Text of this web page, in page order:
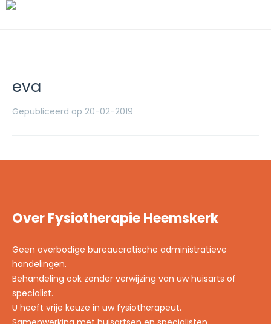
eva
Gepubliceerd op 20-02-2019
Over Fysiotherapie Heemskerk
Geen overbodige bureaucratische administratieve
handelingen.
Behandeling ook zonder verwijzing van uw huisarts of
specialist.
U heeft vrije keuze in uw fysiotherapeut.